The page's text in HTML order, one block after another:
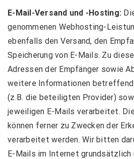
E-Mail-Versand und -Hosting:
genommenen Webhosting-
ebenfalls den Versand, den
Speicherung von E-Mails. Zu
Adressen der Empfänger sowie
weitere Informationen betreffend
(z.B. die beteiligten Provider)
jeweiligen E-Mails verarbeitet.
können ferner zu Zwecken der
verarbeitet werden. Wir bitten
E-Mails im Internet